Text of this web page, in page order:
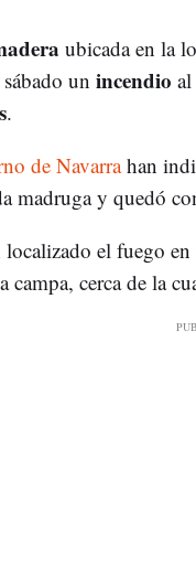
ubicada en la
un incendio
.
de Navarrahan
madruga y quedó
el fuego
campa, cerca de la